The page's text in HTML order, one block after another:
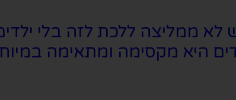
ממליצה ללכת לזה בלי
היא מקסימה ומתאימה במיוחד